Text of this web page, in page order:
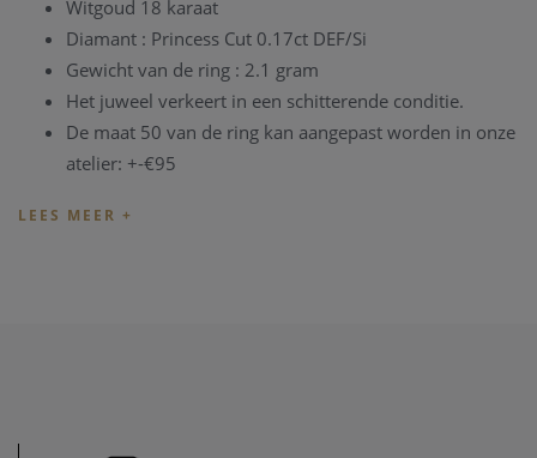
Witgoud 18 karaat
Diamant : Princess Cut 0.17ct DEF/Si
Gewicht van de ring : 2.1 gram
Het juweel verkeert in een schitterende conditie.
De maat 50 van de ring kan aangepast worden in onze
atelier: +-€95
vrijblijvend langskomen.
graag te woord staan.